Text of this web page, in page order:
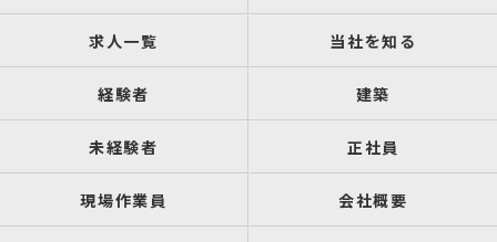
求人一覧 当社を知る
経験者 建築
未経験者 正社員
現場作業員 会社概要